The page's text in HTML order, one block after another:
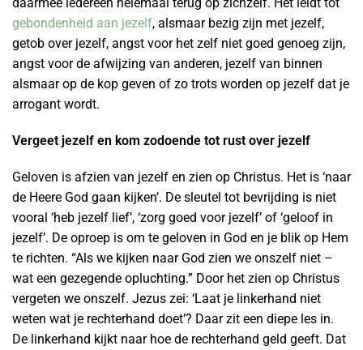
gebondenheid aan jezelf, alsmaar bezig zijn met jezelf,
getob over jezelf, angst voor het zelf niet goed genoeg zijn,
angst voor de afwijzing van anderen, jezelf van binnen
alsmaar op de kop geven of zo trots worden op jezelf dat je
arrogant wordt.
Vergeet jezelf en kom zodoende tot rust over jezelf
Geloven is afzien van jezelf en zien op Christus. Het is ‘naar
de Heere God gaan kijken’. De sleutel tot bevrijding is niet
vooral ‘heb jezelf lief’, ‘zorg goed voor jezelf’ of ‘geloof in
jezelf’. De oproep is om te geloven in God en je blik op Hem
te richten. “Als we kijken naar God zien we onszelf niet –
wat een gezegende opluchting.” Door het zien op Christus
vergeten we onszelf. Jezus zei: ‘Laat je linkerhand niet
weten wat je rechterhand doet’? Daar zit een diepe les in.
De linkerhand kijkt naar hoe de rechterhand geld geeft. Dat